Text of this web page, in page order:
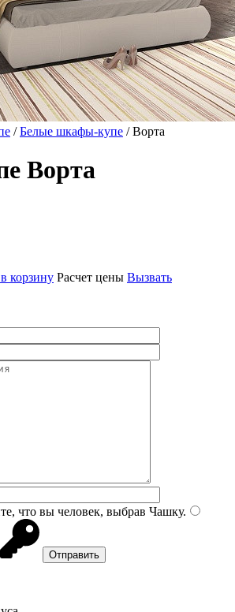
/Белые шкафы-купе / Ворта
Ворта
корзину Расчет цены Вызвать
что вы человек, выбрав Чашку.